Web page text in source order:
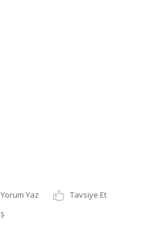
Yorum Yaz
Tavsiye Et